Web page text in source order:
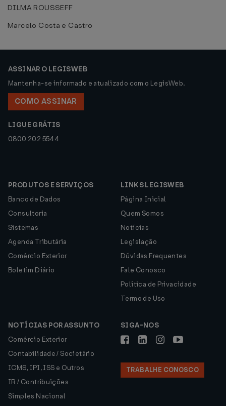
DILMA ROUSSEFF
Marcelo Costa e Castro
ASSINAR O LEGISWEB
Mantenha-se informado e atualizado com o LegisWeb.
COMO ASSINAR
LIGUE GRÁTIS
0800 202 5544
PRODUTOS E SERVIÇOS
Banco de Dados
Consultoria
Sistemas
Agenda Tributária
Comércio Exterior
Boletim Diário
LINKS LEGISWEB
Página Inicial
Quem Somos
Notícias
Legislação
Dúvidas Frequentes
Fale Conosco
Política de Privacidade
Termo de Uso
NOTÍCIAS POR ASSUNTO
Comércio Exterior
Contabilidade / Societário
ICMS, IPI, ISS e Outros
IR / Contribuições
Simples Nacional
SIGA-NOS
TRABALHE CONOSCO